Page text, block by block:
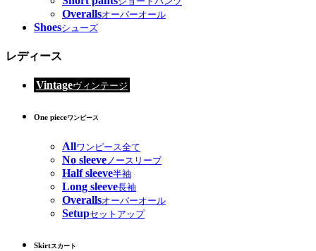
Overallsオーバーオール
Shoesシューズ
レディース
Vintageヴィンテージ
One pieceワンピース
Allワンピース全て
No sleeveノースリーブ
Half sleeve半袖
Long sleeve長袖
Overallsオーバーオール
Setupセットアップ
Skirtスカート